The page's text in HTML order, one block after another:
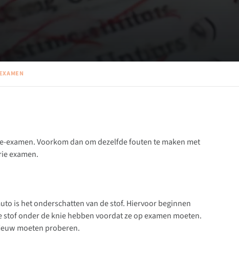
examen. Voorkom dan om dezelfde fouten te maken met
examen.
is het onderschatten van de stof. Hiervoor beginnen
onder de knie hebben voordat ze op examen moeten.
moeten proberen.